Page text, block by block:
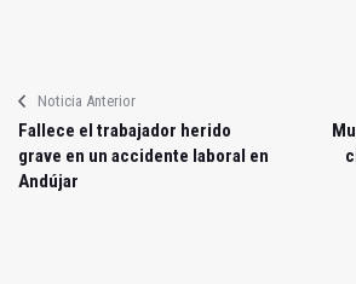
Noticia Anterior
Fallece el trabajador herido
grave en un accidente laboral en
Andújar